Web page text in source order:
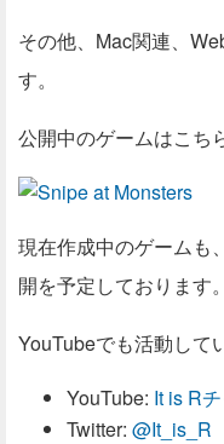
その他、Mac関連、
す。
公開中のゲームはこち
現在作成中のゲームも
開を予定しております
YouTubeでも活動して
YouTube: It is R
Twitter: @It_is_R